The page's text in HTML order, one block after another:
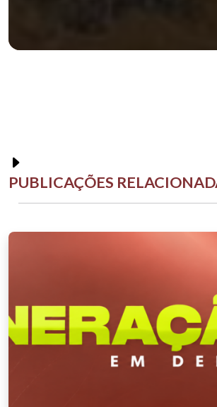
PUBLICAÇÕES